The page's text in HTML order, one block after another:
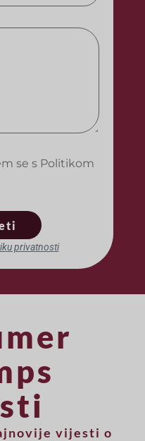
se s Politikom
privatnosti
vijesti o